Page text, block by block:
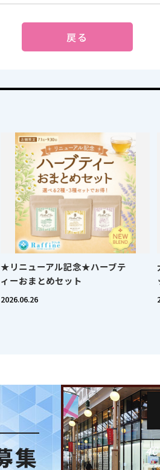
戻る
★リニューアル記念★ハーブテ
ィーおまとめセット
2026.06.26